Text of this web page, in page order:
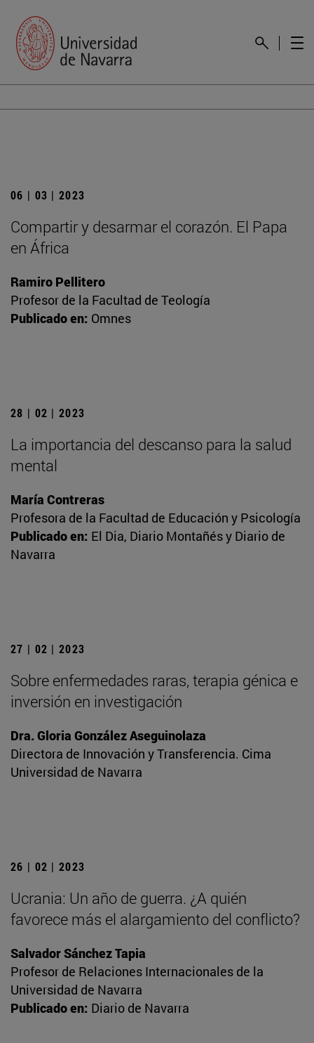
06 | 03 | 2023
Compartir y desarmar el corazón. El Papa
en África
Ramiro Pellitero
Profesor de la Facultad de Teología
Publicado en: Omnes
28 | 02 | 2023
La importancia del descanso para la salud
mental
María Contreras
Profesora de la Facultad de Educación y Psicología
Publicado en: El Dia, Diario Montañés y Diario de
Navarra
27 | 02 | 2023
Sobre enfermedades raras, terapia génica e
inversión en investigación
Dra. Gloria González Aseguinolaza
Directora de Innovación y Transferencia. Cima
Universidad de Navarra
26 | 02 | 2023
Ucrania: Un año de guerra. ¿A quién
favorece más el alargamiento del conflicto?
Salvador Sánchez Tapia
Profesor de Relaciones Internacionales de la
Universidad de Navarra
Publicado en: Diario de Navarra